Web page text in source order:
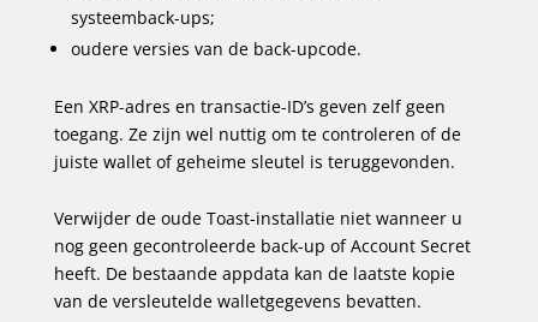
systeemback-ups;
oudere versies van de back-upcode.
Een XRP-adres en transactie-ID’s geven zelf geen
toegang. Ze zijn wel nuttig om te controleren of de
juiste wallet of geheime sleutel is teruggevonden.
Verwijder de oude Toast-installatie niet wanneer u
nog geen gecontroleerde back-up of Account Secret
heeft. De bestaande appdata kan de laatste kopie
van de versleutelde walletgegevens bevatten.